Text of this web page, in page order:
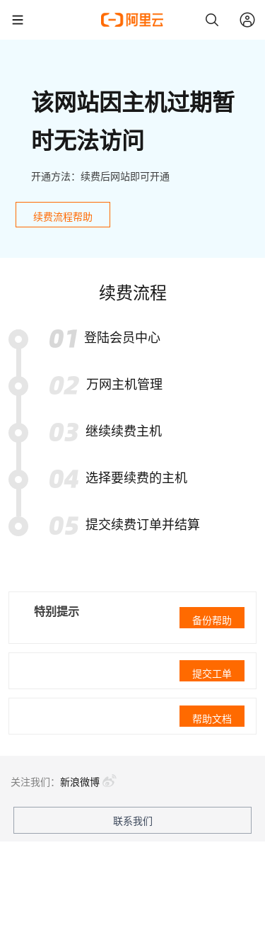
该网站因主机过期暂
时无法访问
开通方法：续费后网站即可开通
续费流程帮助
续费流程
登陆会员中心
万网主机管理
继续续费主机
选择要续费的主机
提交续费订单并结算
特别提示
备份帮助
提交工单
帮助文档